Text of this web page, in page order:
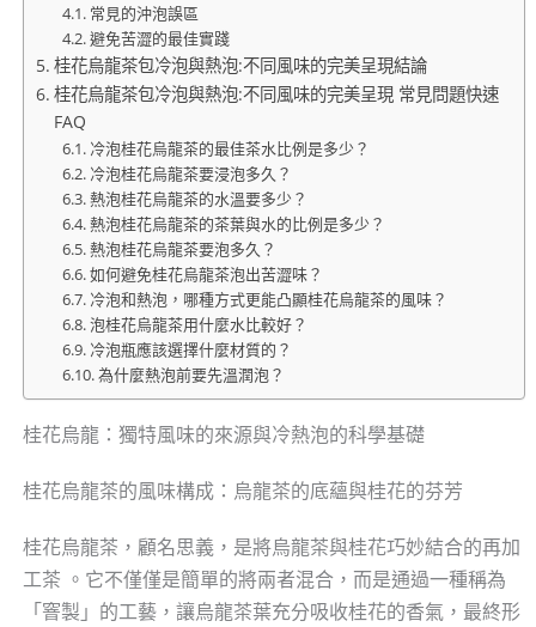
常見的沖泡誤區
避免苦澀的最佳實踐
桂花烏龍茶包冷泡與熱泡:不同風味的完美呈現結論
桂花烏龍茶包冷泡與熱泡:不同風味的完美呈現 常見問題快速
FAQ
冷泡桂花烏龍茶的最佳茶水比例是多少？
冷泡桂花烏龍茶要浸泡多久？
熱泡桂花烏龍茶的水溫要多少？
熱泡桂花烏龍茶的茶葉與水的比例是多少？
熱泡桂花烏龍茶要泡多久？
如何避免桂花烏龍茶泡出苦澀味？
冷泡和熱泡，哪種方式更能凸顯桂花烏龍茶的風味？
泡桂花烏龍茶用什麼水比較好？
冷泡瓶應該選擇什麼材質的？
為什麼熱泡前要先溫潤泡？
桂花烏龍：獨特風味的來源與冷熱泡的科學基礎
桂花烏龍茶的風味構成：烏龍茶的底蘊與桂花的芬芳
桂花烏龍茶，顧名思義，是將烏龍茶與桂花巧妙結合的再加
工茶 。它不僅僅是簡單的將兩者混合，而是通過一種稱為
「窨製」的工藝，讓烏龍茶葉充分吸收桂花的香氣，最終形